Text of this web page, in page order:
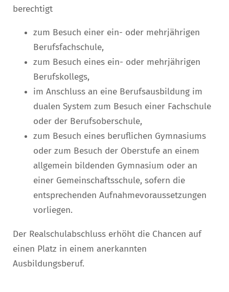
berechtigt
zum Besuch einer ein- oder mehrjährigen
Berufsfachschule,
zum Besuch eines ein- oder mehrjährigen
Berufskollegs,
im Anschluss an eine Berufsausbildung im
dualen System zum Besuch einer Fachschule
oder der Berufsoberschule,
zum Besuch eines beruflichen Gymnasiums
oder zum Besuch der Oberstufe an einem
allgemein bildenden Gymnasium oder an
einer Gemeinschaftsschule, sofern die
entsprechenden Aufnahmevoraussetzungen
vorliegen.
Der Realschulabschluss erhöht die Chancen auf
einen Platz in einem anerkannten
Ausbildungsberuf.